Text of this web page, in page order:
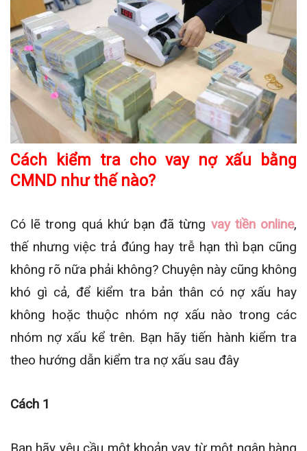
Cách kiểm tra cho vay nợ xấu bằng
CMND như thế nào?
Có lẽ trong quá khứ bạn đã từng vay tiền online,
thế nhưng việc trả đúng hay trễ hạn thì bạn cũng
không rõ nữa phải không? Chuyện này cũng không
khó gì cả, để kiểm tra bản thân có nợ xấu hay
không hoặc thuộc nhóm nợ xấu nào trong các
nhóm nợ xấu kể trên. Bạn hãy tiến hành kiểm tra
theo hướng dẫn kiểm tra nợ xấu sau đây
Cách 1
Bạn hãy yêu cầu một khoản vay từ một ngân hàng